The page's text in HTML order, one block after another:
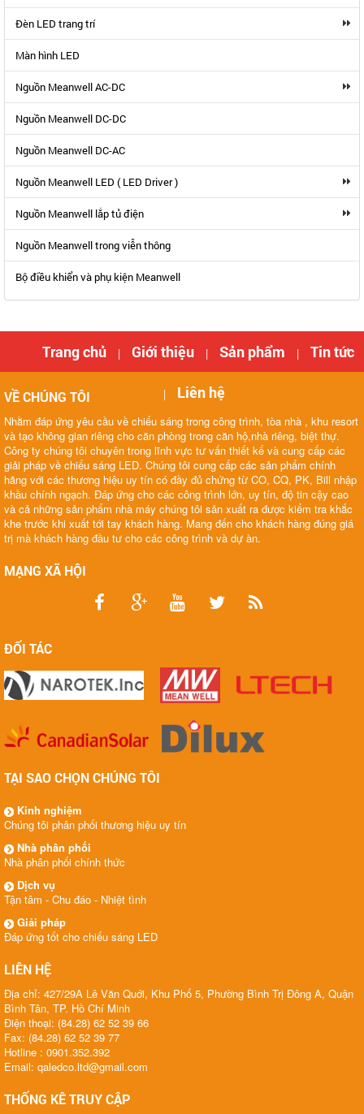
Đèn LED trang trí
Màn hình LED
Nguồn Meanwell AC-DC
Nguồn Meanwell DC-DC
Nguồn Meanwell DC-AC
Nguồn Meanwell LED ( LED Driver )
Nguồn Meanwell lắp tủ điện
Nguồn Meanwell trong viễn thông
Bộ điều khiển và phụ kiện Meanwell
Trang chủ | Giới thiệu | Sản phẩm | Tin tức
| Liên hệ
VỀ CHÚNG TÔI
Nhằm đáp ứng yêu cầu về chiếu sáng trong công trình, tòa nhà , khu resort
và tạo không gian riêng cho căn phòng trong căn hộ,nhà riêng, biệt thự.
Công ty chúng tôi chuyên trong lĩnh vực tư vấn thiết kế và cung cấp các
giải pháp về chiếu sáng LED. Chúng tôi cung cấp các sản phẩm chính
hãng với các thương hiệu uy tín có đầy đủ chứng từ CO, CQ, PK, Bill nhập
khầu chính ngạch. Đáp ứng cho các công trình lớn, uy tín, độ tin cậy cao
và cả những sản phẩm nhà máy chúng tôi sản xuất ra được kiểm tra khắc
khe trước khi xuất tới tay khách hàng. Mang đến cho khách hàng đúng giá
trị mà khách hàng đầu tư cho các công trình và dự àn.
MẠNG XÃ HỘI
ĐỐI TÁC
TẠI SAO CHỌN CHÚNG TÔI
Kinh nghiệm
Chúng tôi phân phối thương hiệu uy tín
Nhà phân phối
Nhà phân phối chính thức
Dịch vụ
Tận tâm - Chu đáo - Nhiệt tình
Giải pháp
Đáp ứng tốt cho chiếu sáng LED
LIÊN HỆ
Địa chỉ: 427/29A Lê Văn Quới, Khu Phố 5, Phường Bình Trị Đông A, Quận
Bình Tân, TP. Hồ Chí Minh
Điện thoại: (84.28) 62 52 39 66
Fax: (84.28) 62 52 39 77
Hotline : 0901.352.392
Email: qaledco.ltd@gmail.com
THỐNG KÊ TRUY CẬP